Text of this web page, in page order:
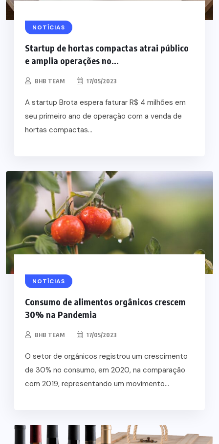
NOTÍCIAS
Startup de hortas compactas atrai público
e amplia operações no...
BHB TEAM 17/05/2023
A startup Brota espera faturar R$ 4 milhões em
seu primeiro ano de operação com a venda de
hortas compactas...
NOTÍCIAS
Consumo de alimentos orgânicos crescem
30% na Pandemia
BHB TEAM 17/05/2023
O setor de orgânicos registrou um crescimento
de 30% no consumo, em 2020, na comparação
com 2019, representando um movimento...